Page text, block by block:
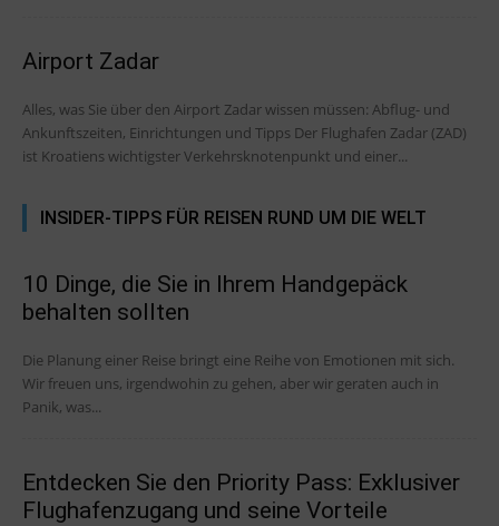
Airport Zadar
Alles, was Sie über den Airport Zadar wissen müssen: Abflug- und
Ankunftszeiten, Einrichtungen und Tipps Der Flughafen Zadar (ZAD)
ist Kroatiens wichtigster Verkehrsknotenpunkt und einer...
INSIDER-TIPPS FÜR REISEN RUND UM DIE WELT
10 Dinge, die Sie in Ihrem Handgepäck
behalten sollten
Die Planung einer Reise bringt eine Reihe von Emotionen mit sich.
Wir freuen uns, irgendwohin zu gehen, aber wir geraten auch in
Panik, was...
Entdecken Sie den Priority Pass: Exklusiver
Flughafenzugang und seine Vorteile